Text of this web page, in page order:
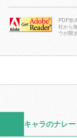
ドする
PDF形
社から
ウが開
キャラのナレ